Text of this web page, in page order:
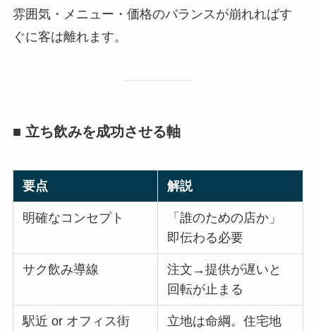
雰囲気・メニュー・価格のバランスが崩れればす
ぐに客は離れます。
■ 立ち飲みを成功させる軸
要点 解説
明確なコンセプト
「誰のための店か」
即伝わる必要
サク飲み導線
注文→提供が遅いと
回転が止まる
駅近 or オフィス街
立地は命綱。住宅地